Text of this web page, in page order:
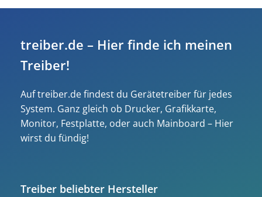
treiber.de – Hier finde ich meinen
Treiber!
Auf treiber.de findest du Gerätetreiber für jedes
System. Ganz gleich ob Drucker, Grafikkarte,
Monitor, Festplatte, oder auch Mainboard – Hier
wirst du fündig!
Treiber beliebter Hersteller